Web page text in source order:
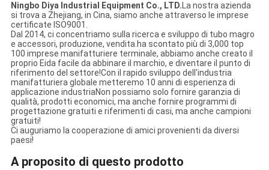
Ningbo Diya Industrial Equipment Co., LTD.La nostra azienda
si trova a Zhejiang, in Cina, siamo anche attraverso le imprese
certificate ISO9001.
Dal 2014, ci concentriamo sulla ricerca e sviluppo di tubo magro
e accessori, produzione, vendita.ha scontato più di 3,000 top
100 imprese manifatturiere terminale, abbiamo anche creato il
proprio Eida facile da abbinare il marchio, e diventare il punto di
riferimento del settore!Con il rapido sviluppo dell'industria
manifatturiera globale metteremo 10 anni di esperienza di
applicazione industriaNon possiamo solo fornire garanzia di
qualità, prodotti economici, ma anche fornire programmi di
progettazione gratuiti e riferimenti di casi, ma anche campioni
gratuiti!
Ci auguriamo la cooperazione di amici provenienti da diversi
paesi!
A proposito di questo prodotto